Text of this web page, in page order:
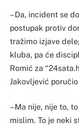
– Da, incident se
postupak protiv
tražimo izjave
kluba, pa će
Romić za
Jakovljević
– Ma nije, nije to,
mislim. To je neki